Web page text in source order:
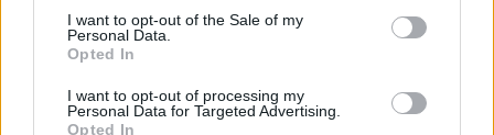
I want to opt-out of the Sale of my
Personal Data.
Opted In
I want to opt-out of processing my
Personal Data for Targeted Advertising.
Opted In
Festes
Caçadors de subvencions